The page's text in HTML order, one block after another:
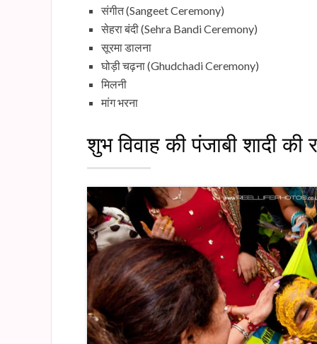
संगीत (Sangeet Ceremony)
सेहरा बंदी (Sehra Bandi Ceremony)
सूरमा डालना
घोड़ी चढ़ना (Ghudchadi Ceremony)
मिलनी
मांग भरना
शुभ विवाह की पंजाबी शादी की